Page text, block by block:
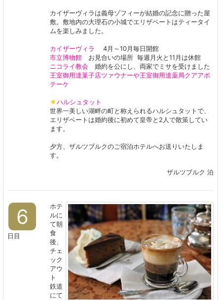
カイザーヴィラは義母ゾフィーが結婚の記念に贈った屋
敷。敷地内の大理石の小城でエリザベートはティータイ
ムを楽しみました。
カイザーヴィラ
4月～10月毎日開館
市立博物館 お見合いの場所 毎週月火と11月は休館
ニコライ教会 婚約を公にし、両家でミサを受けました
王室御用達菓子店ツァウナーや王室御用達薬局クアアポ
テーケ
★ハルシュタット
世界一美しい湖畔の町と称えられるハルシュタットで、
エリザベートは婚約後に初めて皇帝と2人で散策してい
ます。
夕方、ザルツブルクのご宿泊ホテルへお送りいたしま
す。
ザルツブルク 泊
6
日目
ホテ
ルに
て朝
食
後、
チェ
ック
アウ
ト​​​​​​​
鉄道
にて